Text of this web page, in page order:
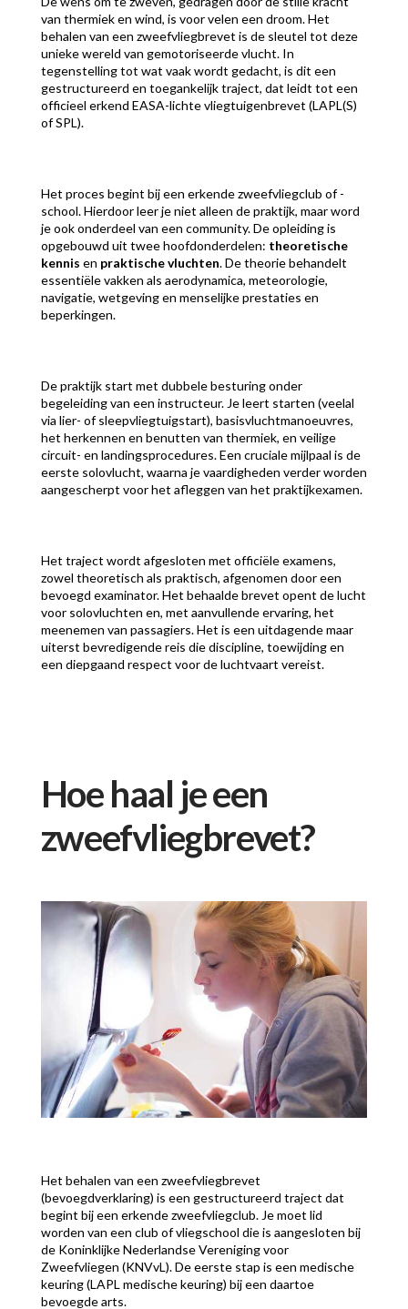
van thermiek en wind, is voor velen een droom. Het
behalen van een zweefvliegbrevet is de sleutel tot deze
unieke wereld van gemotoriseerde vlucht. In
tegenstelling tot wat vaak wordt gedacht, is dit een
gestructureerd en toegankelijk traject, dat leidt tot een
officieel erkend EASA-lichte vliegtuigenbrevet (LAPL(S)
of SPL).
Het proces begint bij een erkende zweefvliegclub of -
school. Hierdoor leer je niet alleen de praktijk, maar word
je ook onderdeel van een community. De opleiding is
opgebouwd uit twee hoofdonderdelen: theoretische
kennis en praktische vluchten. De theorie behandelt
essentiële vakken als aerodynamica, meteorologie,
navigatie, wetgeving en menselijke prestaties en
beperkingen.
De praktijk start met dubbele besturing onder
begeleiding van een instructeur. Je leert starten (veelal
via lier- of sleepvliegtuigstart), basisvluchtmanoeuvres,
het herkennen en benutten van thermiek, en veilige
circuit- en landingsprocedures. Een cruciale mijlpaal is de
eerste solovlucht, waarna je vaardigheden verder worden
aangescherpt voor het afleggen van het praktijkexamen.
Het traject wordt afgesloten met officiële examens,
zowel theoretisch als praktisch, afgenomen door een
bevoegd examinator. Het behaalde brevet opent de lucht
voor solovluchten en, met aanvullende ervaring, het
meenemen van passagiers. Het is een uitdagende maar
uiterst bevredigende reis die discipline, toewijding en
een diepgaand respect voor de luchtvaart vereist.
Hoe haal je een
zweefvliegbrevet?
Het behalen van een zweefvliegbrevet
(bevoegdverklaring) is een gestructureerd traject dat
begint bij een erkende zweefvliegclub. Je moet lid
worden van een club of vliegschool die is aangesloten bij
de Koninklijke Nederlandse Vereniging voor
Zweefvliegen (KNVvL). De eerste stap is een medische
keuring (LAPL medische keuring) bij een daartoe
bevoegde arts.